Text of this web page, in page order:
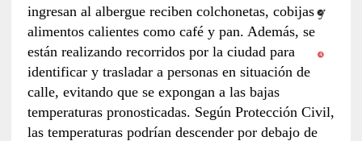
ingresan al albergue reciben colchonetas, cobijas y
alimentos calientes como café y pan. Además, se
están realizando recorridos por la ciudad para
identificar y trasladar a personas en situación de
calle, evitando que se expongan a las bajas
temperaturas pronosticadas. Según Protección Civil,
las temperaturas podrían descender por debajo de